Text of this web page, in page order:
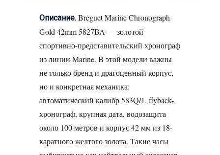
Описание. Breguet Marine Chronograph
Gold 42mm 5827BA — золотой
спортивно-представительский хронограф
из линии Marine. В этой модели важны
не только бренд и драгоценный корпус,
но и конкретная механика:
автоматический калибр 583Q/1, flyback-
хронограф, крупная дата, водозащита
около 100 метров и корпус 42 мм из 18-
каратного желтого золота. Такие часы